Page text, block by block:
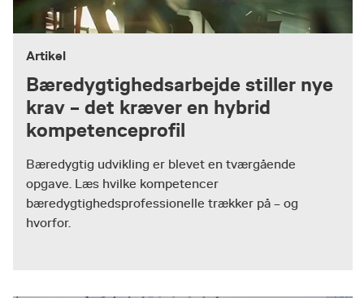
Artikel
Bæredygtighedsarbejde stiller nye
krav – det kræver en hybrid
kompetenceprofil
Bæredygtig udvikling er blevet en tværgående
opgave. Læs hvilke kompetencer
bæredygtighedsprofessionelle trækker på – og
hvorfor.